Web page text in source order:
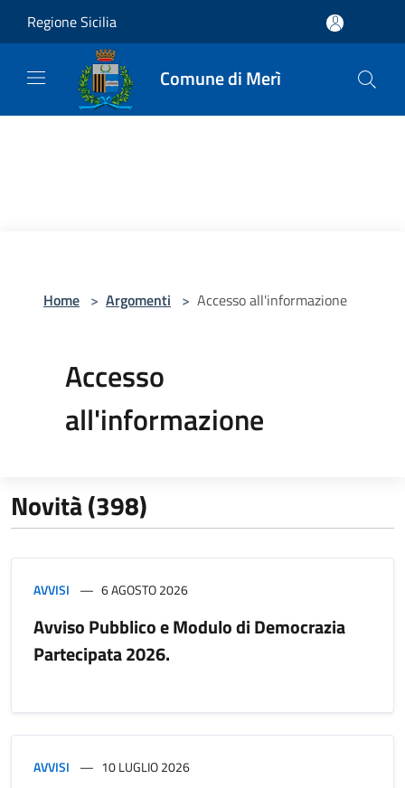
Regione Sicilia
Comune di Merì
Home > Argomenti > Accesso all'informazione
Accesso
all'informazione
Novità (398)
AVVISI 6 AGOSTO 2026
Avviso Pubblico e Modulo di Democrazia
Partecipata 2026.
AVVISI 10 LUGLIO 2026